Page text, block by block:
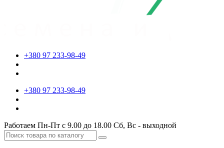
+380 97 233-98-49
+380 97 233-98-49
Работаем Пн-Пт с 9.00 до 18.00 Сб, Вс - выходной